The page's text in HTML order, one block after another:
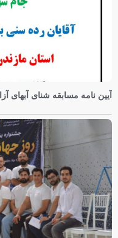
آیین نامه مسابقه شنای آبهای